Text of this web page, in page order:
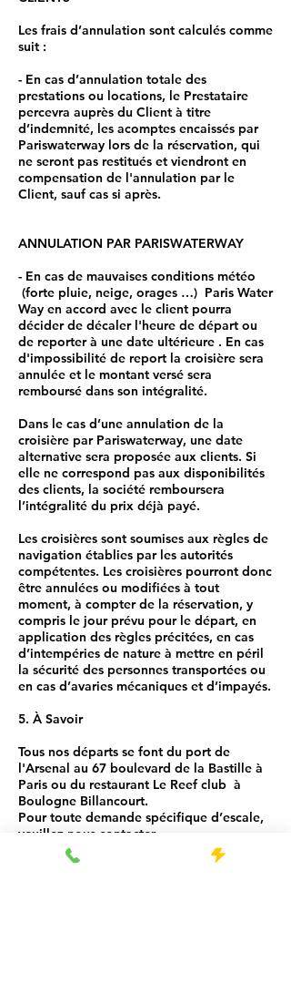
Les frais d’annulation sont calculés comme
suit :
- En cas d’annulation totale des
prestations ou locations, le Prestataire
percevra auprès du Client à titre
d’indemnité, les acomptes encaissés par
Pariswaterway lors de la réservation, qui
ne seront pas restitués et viendront en
compensation de l'annulation par le
Client, sauf cas si après.
ANNULATION PAR PARISWATERWAY
- En cas de mauvaises conditions météo
(forte pluie, neige, orages …) Paris Water
Way en accord avec le client pourra
décider de décaler l'heure de départ ou
de reporter à une date ultérieure . En cas
d'impossibilité de report la croisière sera
annulée et le montant versé sera
remboursé dans son intégralité.
Dans le cas d’une annulation de la
croisière par Pariswaterway, une date
alternative sera proposée aux clients. Si
elle ne correspond pas aux disponibilités
des clients, la société remboursera
l’intégralité du prix déjà payé.
Les croisières sont soumises aux règles de
navigation établies par les autorités
compétentes. Les croisières pourront donc
être annulées ou modifiées à tout
moment, à compter de la réservation, y
compris le jour prévu pour le départ, en
application des règles précitées, en cas
d’intempéries de nature à mettre en péril
la sécurité des personnes transportées ou
en cas d’avaries mécaniques et d’impayés.
5. À Savoir
Tous nos départs se font du port de
l'Arsenal au 67 boulevard de la Bastille à
Paris ou du restaurant Le Reef club à
Boulogne Billancourt.
Pour toute demande spécifique d’escale,
veuillez nous contacter.
Pour éviter tout retard, il est impératif que
les passagers se présentent au moins 15